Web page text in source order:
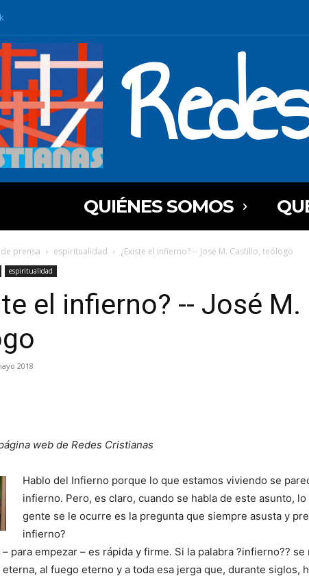
QUIÉNES SOMOS
prensa espiritualidad ¿Existe el infierno? -- José M. Castillo, teólogo
espiritualidad
el infierno? -- José
2018
web de Redes Cristianas
Hablo del Infierno porque lo que estamos viviendo se
infierno. Pero, es claro, cuando se habla de este asunto,
gente se le ocurre es la pregunta que siempre asusta y
infierno?
para empezar – es rápida y firme. Si la palabra ?infierno??
al fuego eterno y a toda esa jerga que, durante siglos,